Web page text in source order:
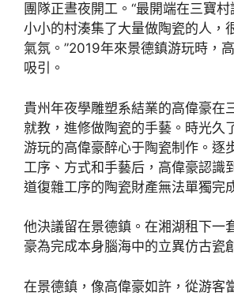
團隊正晝夜開工。“最開端在三寶村
小小的村湊集了大量做陶瓷的人，
氣氛。”2019年來景德鎮游玩時，
吸引。
貴州年夜學雕塑系結業的高偉豪在
就教，進修做陶瓷的手藝。時光久
游玩的高偉豪醉心于陶瓷制作。逐
工序、方式和手藝后，高偉豪認識
道復雜工序的陶瓷財產無法單獨完
他決議留在景德鎮。在湘湖租下一
豪為完成本身腦海中的立異仿古瓷
在景德鎮，像高偉豪如許，從游客